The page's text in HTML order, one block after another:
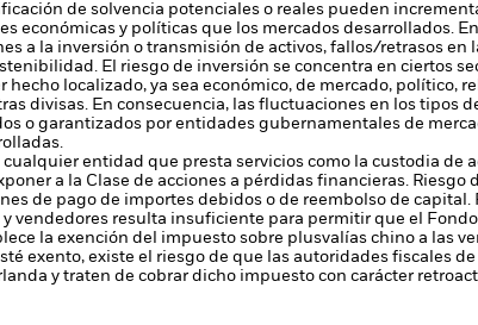
de solvencia potenciales o reales pueden
económicas y políticas que los mercados desarrollados.
a la inversión o transmisión de activos, fallos/retrasos en
El riesgo de inversión se concentra en ciertos
hecho localizado, ya sea económico, de mercado, político,
divisas. En consecuencia, las fluctuaciones en los tipos
o garantizados por entidades gubernamentales de
entidad que presta servicios como la custodia de
a la Clase de acciones a pérdidas financieras. Riesgo
de pago de importes debidos o de reembolso de capital.
vendedores resulta insuficiente para permitir que el
la exención del impuesto sobre plusvalías chino a las
exento, existe el riesgo de que las autoridades fiscales
y traten de cobrar dicho impuesto con carácter